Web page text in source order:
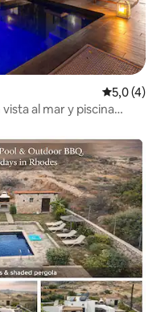
5,0 (4)
al mar y piscina